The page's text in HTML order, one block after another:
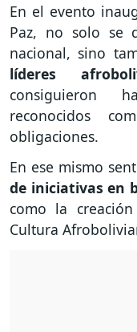
En el evento
Paz, no solo se
nacional, sino
líderes
consiguieron
reconocidos
obligaciones.
En ese mismo
de iniciativas en
como la
Cultura